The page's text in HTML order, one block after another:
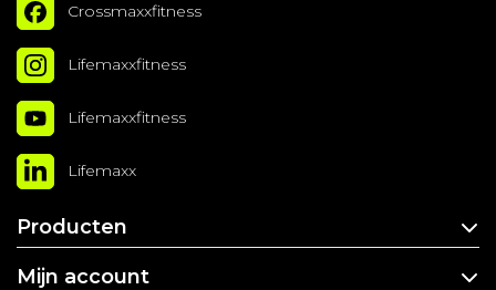
Crossmaxxfitness
Lifemaxxfitness
Lifemaxxfitness
Lifemaxx
Producten
Mijn account